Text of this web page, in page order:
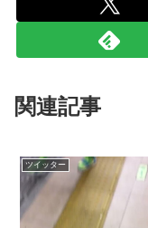
関連記事
ツイッター